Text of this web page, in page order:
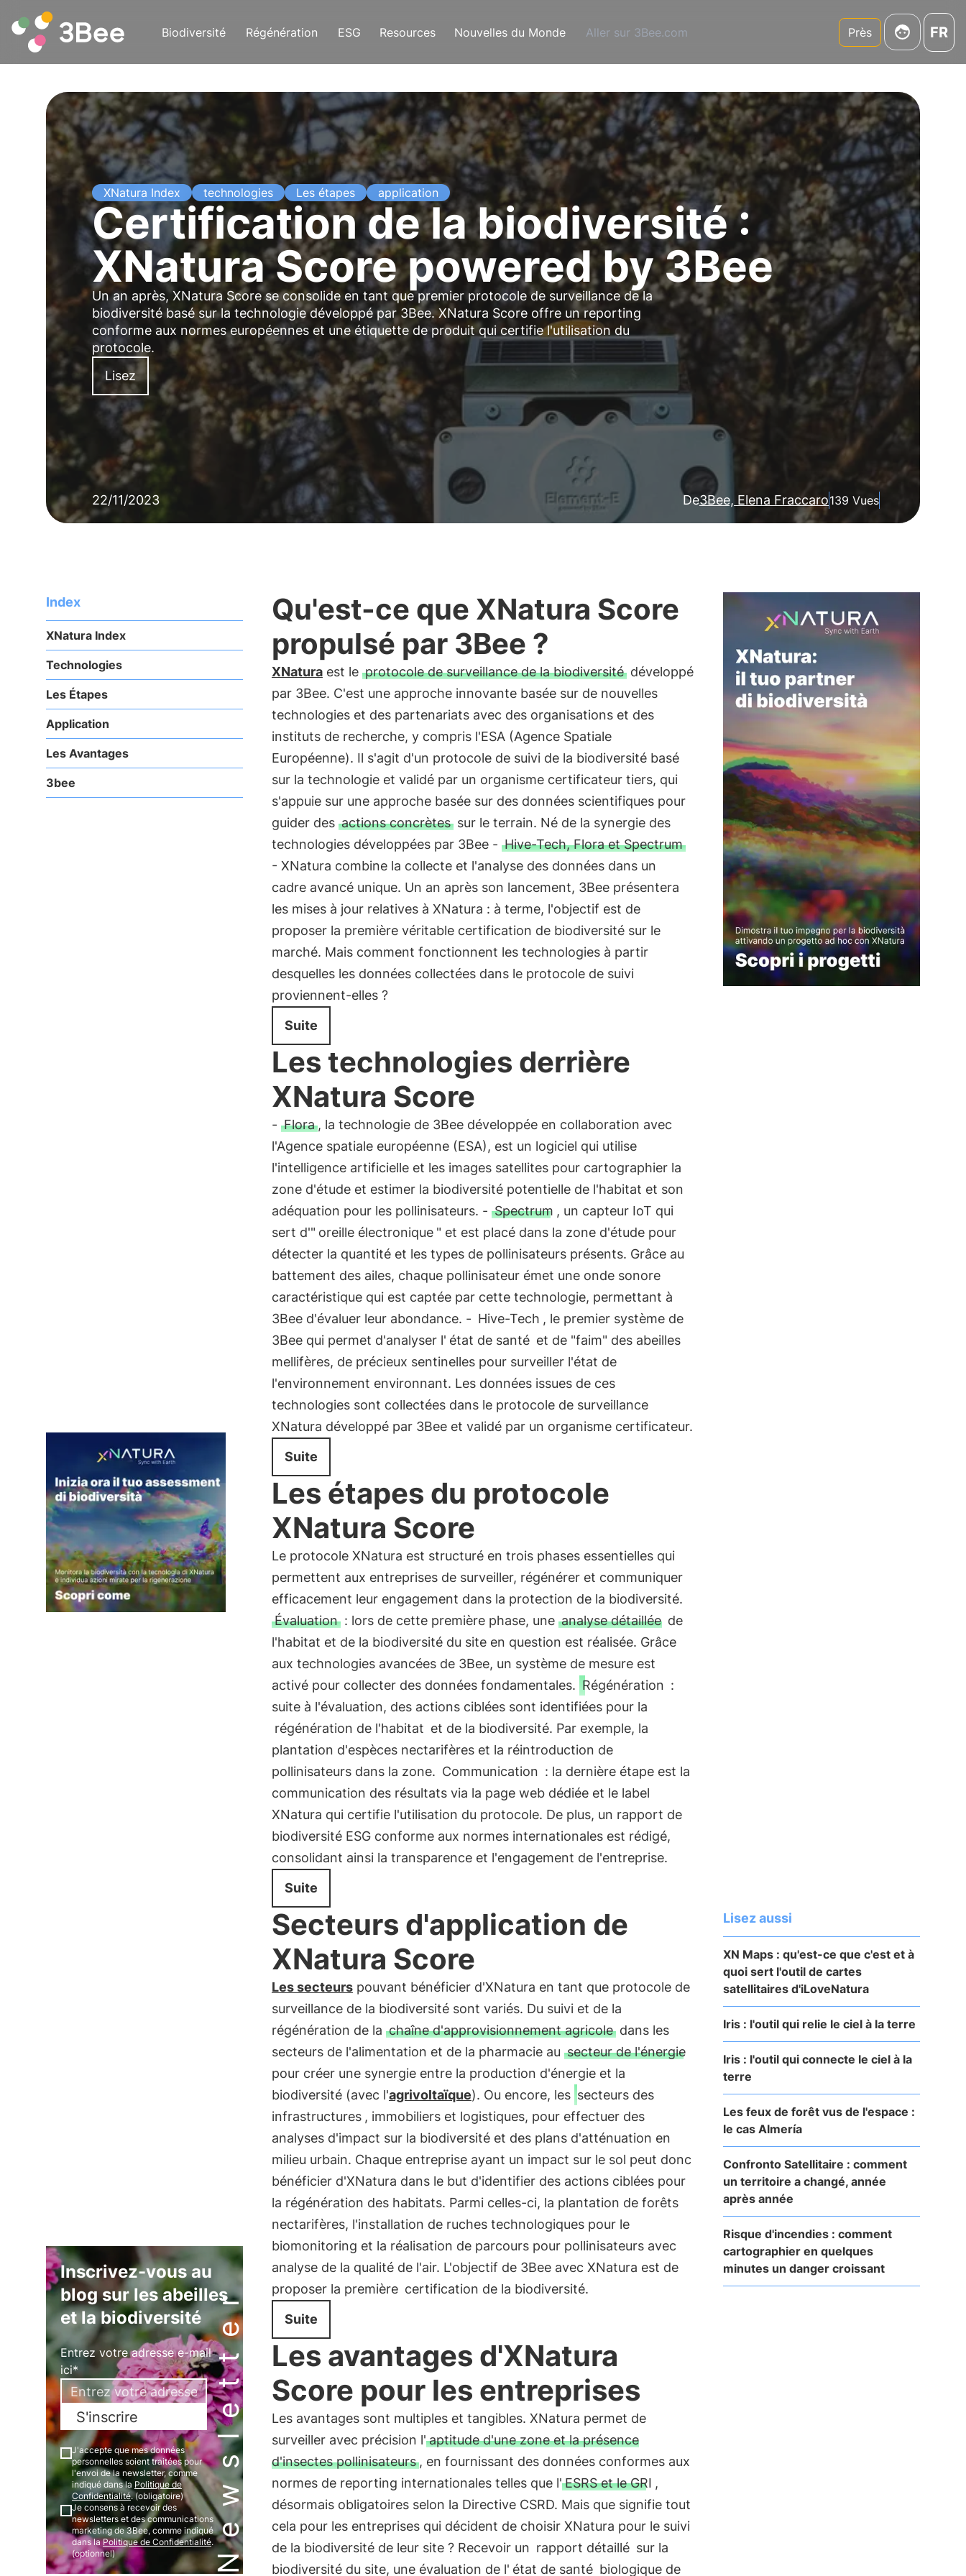
Biodiversité Régénération ESG Resources Nouvelles du Monde Aller sur 3Bee.com Près FR
XNatura Index technologies Les étapes application
Certification de la biodiversité :
XNatura Score powered by 3Bee
Un an après, XNatura Score se consolide en tant que premier protocole de surveillance de la
biodiversité basé sur la technologie développé par 3Bee. XNatura Score offre un reporting
conforme aux normes européennes et une étiquette de produit qui certifie l'utilisation du
protocole.
Lisez
22/11/2023 De3Bee, Elena Fraccaro139 Vues
Index
XNatura Index
Technologies
Les Étapes
Application
Les Avantages
3bee
Newsletter
Inscrivez-vous au
blog sur les abeilles
et la biodiversité
Entrez votre adresse e-mail
ici*
S'inscrire
J'accepte que mes données
personnelles soient traitées pour
l'envoi de la newsletter, comme
indiqué dans la Politique de
Confidentialité. (obligatoire)
Je consens à recevoir des
newsletters et des communications
marketing de 3Bee, comme indiqué
dans laPolitique de Confidentialité.
(optionnel)
Qu'est-ce que XNatura Score
propulsé par 3Bee ?
XNaturaest le protocole de surveillance de la biodiversitédéveloppé
par 3Bee. C'est une approche innovante basée sur de nouvelles
technologies et des partenariats avec des organisations et des
instituts de recherche, y compris l'ESA (Agence Spatiale
Européenne). Il s'agit d'un protocole de suivi de la biodiversité basé
sur la technologie et validé par un organisme certificateur tiers, qui
s'appuie sur une approche basée sur des données scientifiques pour
guider des actions concrètessur le terrain. Né de la synergie des
technologies développées par 3Bee - Hive-Tech, Flora et Spectrum
- XNatura combine la collecte et l'analyse des données dans un
cadre avancé unique. Un an après son lancement, 3Bee présentera
les mises à jour relatives à XNatura : à terme, l'objectif est de
proposer la première véritable certification de biodiversité sur le
marché. Mais comment fonctionnent les technologies à partir
desquelles les données collectées dans le protocole de suivi
proviennent-elles ?
Suite
Les technologies derrière
XNatura Score
- Flora, la technologie de 3Bee développée en collaboration avec
l'Agence spatiale européenne (ESA), est un logiciel qui utilise
l'intelligence artificielle et les images satellites pour cartographier la
zone d'étude et estimer la biodiversité potentielle de l'habitat et son
adéquation pour les pollinisateurs. - Spectrum , un capteur IoT qui
sert d'" oreille électronique " et est placé dans la zone d'étude pour
détecter la quantité et les types de pollinisateurs présents. Grâce au
battement des ailes, chaque pollinisateur émet une onde sonore
caractéristique qui est captée par cette technologie, permettant à
3Bee d'évaluer leur abondance. - Hive-Tech , le premier système de
3Bee qui permet d'analyser l' état de santé et de "faim" des abeilles
mellifères, de précieux sentinelles pour surveiller l'état de
l'environnement environnant. Les données issues de ces
technologies sont collectées dans le protocole de surveillance
XNatura développé par 3Bee et validé par un organisme certificateur.
Suite
Les étapes du protocole
XNatura Score
Le protocole XNatura est structuré en trois phases essentielles qui
permettent aux entreprises de surveiller, régénérer et communiquer
efficacement leur engagement dans la protection de la biodiversité.
Évaluation: lors de cette première phase, une analyse détaillée de
l'habitat et de la biodiversité du site en question est réalisée. Grâce
aux technologies avancées de 3Bee, un système de mesure est
activé pour collecter des données fondamentales. Régénération :
suite à l'évaluation, des actions ciblées sont identifiées pour la
régénération de l'habitat et de la biodiversité. Par exemple, la
plantation d'espèces nectarifères et la réintroduction de
pollinisateurs dans la zone. Communication : la dernière étape est la
communication des résultats via la page web dédiée et le label
XNatura qui certifie l'utilisation du protocole. De plus, un rapport de
biodiversité ESG conforme aux normes internationales est rédigé,
consolidant ainsi la transparence et l'engagement de l'entreprise.
Suite
Secteurs d'application de
XNatura Score
Les secteurspouvant bénéficier d'XNatura en tant que protocole de
surveillance de la biodiversité sont variés. Du suivi et de la
régénération de la chaîne d'approvisionnement agricoledans les
secteurs de l'alimentation et de la pharmacie au secteur de l'énergie
pour créer une synergie entre la production d'énergie et la
biodiversité (avec l'agrivoltaïque). Ou encore, les secteurs des
infrastructures , immobiliers et logistiques, pour effectuer des
analyses d'impact sur la biodiversité et des plans d'atténuation en
milieu urbain. Chaque entreprise ayant un impact sur le sol peut donc
bénéficier d'XNatura dans le but d'identifier des actions ciblées pour
la régénération des habitats. Parmi celles-ci, la plantation de forêts
nectarifères, l'installation de ruches technologiques pour le
biomonitoring et la réalisation de parcours pour pollinisateurs avec
analyse de la qualité de l'air. L'objectif de 3Bee avec XNatura est de
proposer la première certification de la biodiversité.
Suite
Les avantages d'XNatura
Score pour les entreprises
Les avantages sont multiples et tangibles. XNatura permet de
surveiller avec précision l' aptitude d'une zone et la présence
d'insectes pollinisateurs, en fournissant des données conformes aux
normes de reporting internationales telles que l' ESRS et le GRI ,
désormais obligatoires selon la Directive CSRD. Mais que signifie tout
cela pour les entreprises qui décident de choisir XNatura pour le suivi
de la biodiversité de leur site ? Recevoir un rapport détaillé sur la
biodiversité du site, une évaluation de l' état de santé biologique de
Lisez aussi
XN Maps : qu'est-ce que c'est et à
quoi sert l'outil de cartes
satellitaires d'iLoveNatura
Iris : l'outil qui relie le ciel à la terre
Iris : l'outil qui connecte le ciel à la
terre
Les feux de forêt vus de l'espace :
le cas Almería
Confronto Satellitaire : comment
un territoire a changé, année
après année
Risque d'incendies : comment
cartographier en quelques
minutes un danger croissant